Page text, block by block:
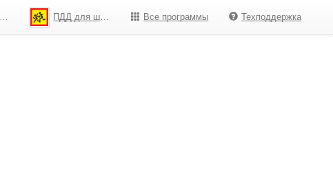
ПДД для школьников Все программы Техподдержка